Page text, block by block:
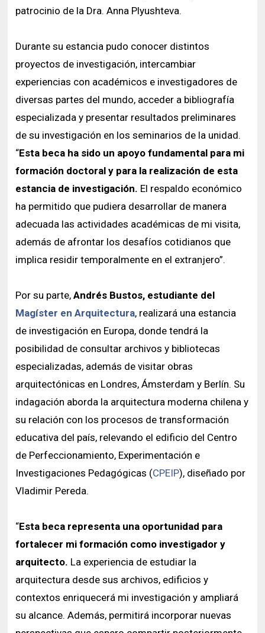
patrocinio de la Dra. Anna Plyushteva.
Durante su estancia pudo conocer distintos
proyectos de investigación, intercambiar
experiencias con académicos e investigadores de
diversas partes del mundo, acceder a bibliografía
especializada y presentar resultados preliminares
de su investigación en los seminarios de la unidad.
“Esta beca ha sido un apoyo fundamental para mi
formación doctoral y para la realización de esta
estancia de investigación. El respaldo económico
ha permitido que pudiera desarrollar de manera
adecuada las actividades académicas de mi visita,
además de afrontar los desafíos cotidianos que
implica residir temporalmente en el extranjero”.
Por su parte,Andrés Bustos, estudiante del
Magíster en Arquitectura, realizará una estancia
de investigación en Europa, donde tendrá la
posibilidad de consultar archivos y bibliotecas
especializadas, además de visitar obras
arquitectónicas en Londres, Ámsterdam y Berlín. Su
indagación aborda la arquitectura moderna chilena y
su relación con los procesos de transformación
educativa del país, relevando el edificio del Centro
de Perfeccionamiento, Experimentación e
Investigaciones Pedagógicas (CPEIP), diseñado por
Vladimir Pereda.
“Esta beca representa una oportunidad para
fortalecer mi formación como investigador y
arquitecto. La experiencia de estudiar la
arquitectura desde sus archivos, edificios y
contextos enriquecerá mi investigación y ampliará
su alcance. Además, permitirá incorporar nuevas